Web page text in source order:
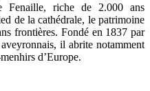
Fenaille, riche de 2.000 ans
de la cathédrale, le patrimoine
frontières. Fondé en 1837 par
il abrite notamment
d’Europe.